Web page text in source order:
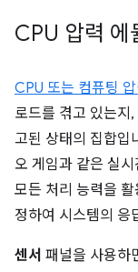
CPU 압력 에
CPU 또는 컴퓨팅 압
로드를 겪고 있는지
고된 상태의 집합입
오 게임과 같은 실
모든 처리 능력을
정하여 시스템의 응
센서 패널을 사용하